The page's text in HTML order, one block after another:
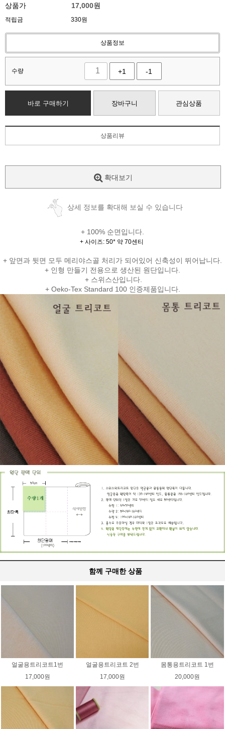
상품가 17,000원
적립금 330원
상품정보
수량 +1 -1
바로 구매하기 장바구니 관심상품
상품리뷰
확대보기
상세 정보를 확대해 보실 수 있습니다
+ 100% 순면입니다.
+ 사이즈: 50* 약 70센티
+ 앞면과 뒷면 모두 메리야스골 처리가 되어있어 신축성이 뛰어납니다.
+ 인형 만들기 전용으로 생산된 원단입니다.
+ 스위스산입니다.
+ Oeko-Tex Standard 100 인증제품입니다.
함께 구매한 상품
얼굴용트리코트1번
17,000원
얼굴용트리코트 2번
17,000원
몸통용트리코트 1번
20,000원